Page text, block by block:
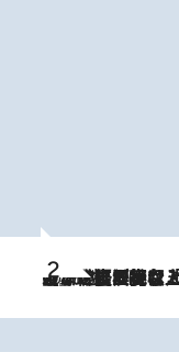
2026.8.5
【なぜ吉沢亮は「気配を消せる」のか？】興行収入208億の『国宝』を経て挑むミュージカル『ディア・エヴァン・ハンセン』。トップ俳優が舞台上でさらけ出した“孤独”とは